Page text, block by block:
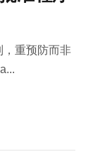
，重预防而非